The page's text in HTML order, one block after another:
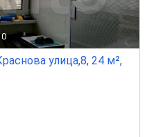
улица,8, 24 м²,